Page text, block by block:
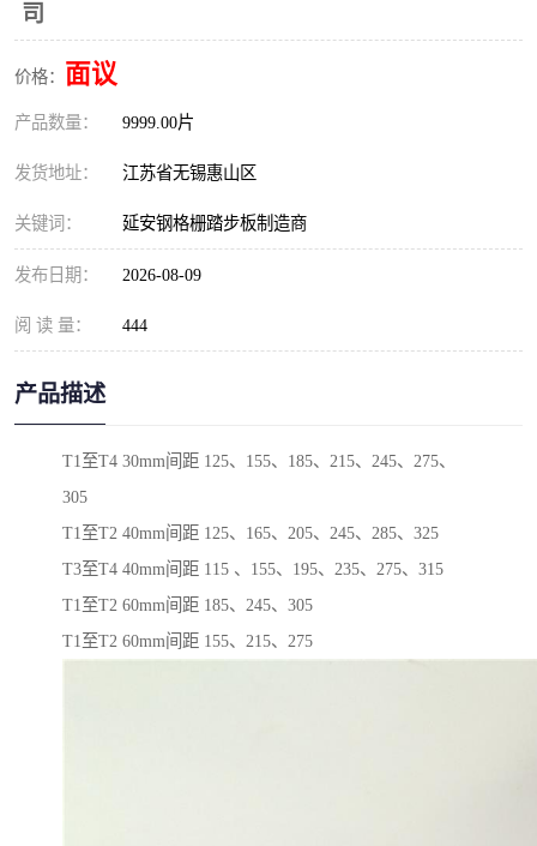
司
价格： 面议
产品数量： 9999.00片
发货地址： 江苏省无锡惠山区
关键词： 延安钢格栅踏步板制造商
发布日期： 2026-08-09
阅 读 量： 444
产品描述
T1至T4 30mm间距 125、155、185、215、245、275、
305
T1至T2 40mm间距 125、165、205、245、285、325
T3至T4 40mm间距 115 、155、195、235、275、315
T1至T2 60mm间距 185、245、305
T1至T2 60mm间距 155、215、275